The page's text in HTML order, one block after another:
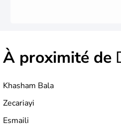
À proximité de
Khasham Bala
Zecariayi
Esmaili